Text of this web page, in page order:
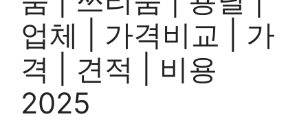
업체 | 가격비교 | 가
격 | 견적 | 비용
2025